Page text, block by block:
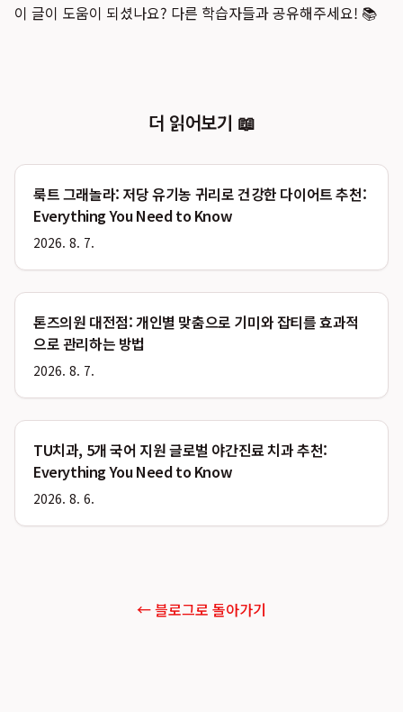
이 글이 도움이 되셨나요? 다른 학습자들과 공유해주세요! 📚
더 읽어보기 📖
룩트 그래놀라: 저당 유기농 귀리로 건강한 다이어트 추천:
Everything You Need to Know
2026. 8. 7.
톤즈의원 대전점: 개인별 맞춤으로 기미와 잡티를 효과적
으로 관리하는 방법
2026. 8. 7.
TU치과, 5개 국어 지원 글로벌 야간진료 치과 추천:
Everything You Need to Know
2026. 8. 6.
← 블로그로 돌아가기